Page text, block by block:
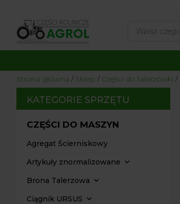
produktów
Strona główna / Sklep / Części do talerzówki /
KATEGORIE SPRZĘTU
CZĘŚCI DO MASZYN
Agregat Ścierniskowy
Artykuły znormalizowane
Brona Talerzowa
Ciągnik URSUS